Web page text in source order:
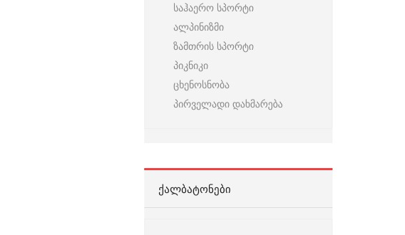
საჰაერო სპორტი
ალპინიზმი
ზამთრის სპორტი
პიკნიკი
ცხენოსნობა
პირველადი დახმარება
ᲥᲐᲚᲑᲐᲢᲝᲜᲔᲑᲘ